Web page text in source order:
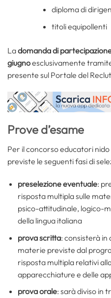
diploma di
titoli equipollenti
Ladomanda di
giugnoesclusivamente
presente sul Portale del
Prove d’esame
Per il concorso educatori
previste le seguenti fasi di
preselezione eventuale:
risposta multipla sulle
psico-attitudinale, logico-
della lingua italiana
prova scritta: consisterà in
materie previste dal
risposta multipla relativi
apparecchiature e delle
prova orale: sarà diviso in